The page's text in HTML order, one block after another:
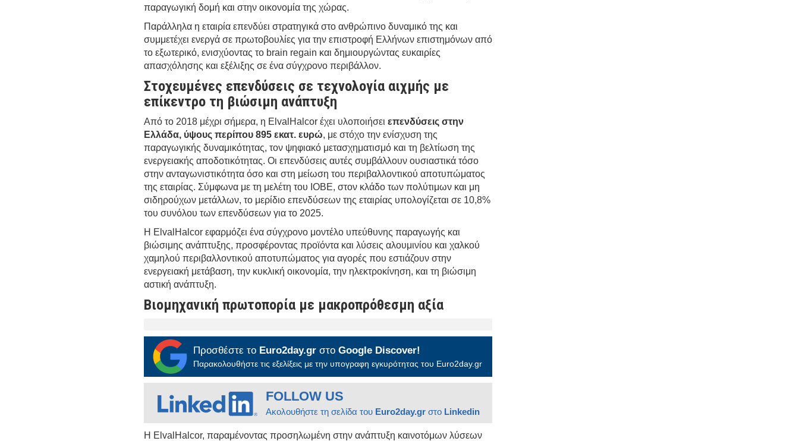
παραγωγική δομή και στην οικονομία της χώρας.
Παράλληλα η εταιρία επενδύει στρατηγικά στο ανθρώπινο δυναμικό της και
συμμετέχει ενεργά σε πρωτοβουλίες για την επιστροφή Ελλήνων επιστημόνων από
το εξωτερικό, ενισχύοντας το brain regain και δημιουργώντας ευκαιρίες
απασχόλησης και εξέλιξης σε ένα σύγχρονο περιβάλλον.
Στοχευμένες επενδύσεις σε τεχνολογία αιχμής με
επίκεντρο τη βιώσιμη ανάπτυξη
Από το 2018 μέχρι σήμερα, η ElvalHalcor έχει υλοποιήσειεπενδύσεις στην
Ελλάδα, ύψους περίπου 895 εκατ. ευρώ, με στόχο την ενίσχυση της
παραγωγικής δυναμικότητας, τον ψηφιακό μετασχηματισμό και τη βελτίωση της
ενεργειακής αποδοτικότητας. Οι επενδύσεις αυτές συμβάλλουν ουσιαστικά τόσο
στην ανταγωνιστικότητα όσο και στη μείωση του περιβαλλοντικού αποτυπώματος
της εταιρίας. Σύμφωνα με τη μελέτη του ΙΟΒΕ, στον κλάδο των πολύτιμων και μη
σιδηρούχων μετάλλων, το μερίδιο επενδύσεων της εταιρίας υπολογίζεται σε 10,8%
του συνόλου των επενδύσεων για το 2025.
Η ElvalHalcor εφαρμόζει ένα σύγχρονο μοντέλο υπεύθυνης παραγωγής και
βιώσιμης ανάπτυξης, προσφέροντας προϊόντα και λύσεις αλουμινίου και χαλκού
χαμηλού περιβαλλοντικού αποτυπώματος για αγορές που εστιάζουν στην
ενεργειακή μετάβαση, την κυκλική οικονομία, την ηλεκτροκίνηση, και τη βιώσιμη
αστική ανάπτυξη.
Βιομηχανική πρωτοπορία με μακροπρόθεσμη αξία
Προσθέστε το Euro2day.gr στοGoogle Discover!
Παρακολουθήστε τις εξελίξεις με την υπογραφη εγκυρότητας του Euro2day.gr
FOLLOW US
Ακολουθήστε τη σελίδα του Euro2day.gr στο Linkedin
Η ElvalHalcor, παραμένοντας προσηλωμένη στην ανάπτυξη καινοτόμων λύσεων